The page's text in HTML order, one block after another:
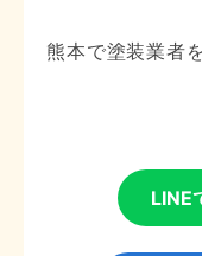
熊本で塗装業者
LINE